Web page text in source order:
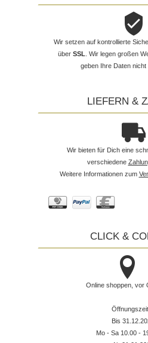
Wir setzen auf kontrollierte
über SSL . Wir legen großen
geben Ihre Daten nicht
LIEFERN &
Wir bieten für Dich eine
verschiedene
Weitere Informationen zum
CLICK &
Online shoppen, vor
Bis
Mo - Sa 10.00 -